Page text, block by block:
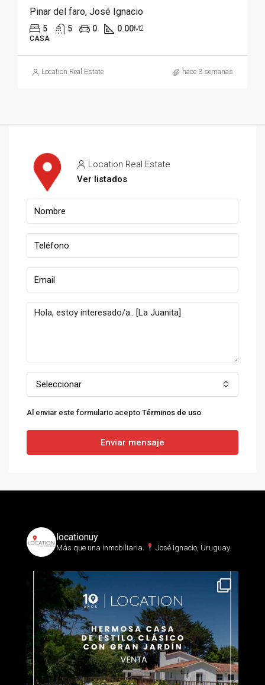
Pinar del faro, José Ignacio
5 5 0 0.00M2
CASA
Location Real Estate hace 3 semanas
Location Real Estate
Ver listados
Seleccionar
Al enviar este formulario acepto Términos de uso
Enviar mensaje
locationuy
Más que una inmobiliaria.⁣ José Ignacio, Uruguay.